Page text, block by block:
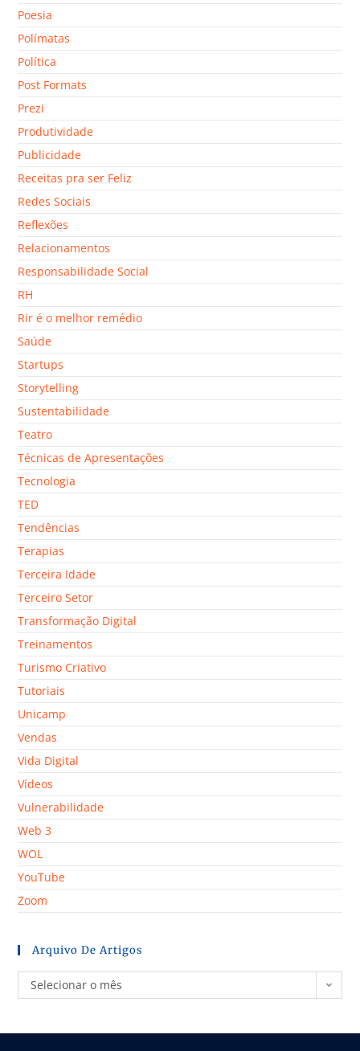
Poesia
Polímatas
Política
Post Formats
Prezi
Produtividade
Publicidade
Receitas pra ser Feliz
Redes Sociais
Reflexões
Relacionamentos
Responsabilidade Social
RH
Rir é o melhor remédio
Saúde
Startups
Storytelling
Sustentabilidade
Teatro
Técnicas de Apresentações
Tecnologia
TED
Tendências
Terapias
Terceira Idade
Terceiro Setor
Transformação Digital
Treinamentos
Turismo Criativo
Tutoriais
Unicamp
Vendas
Vida Digital
Vídeos
Vulnerabilidade
Web 3
WOL
YouTube
Zoom
Arquivo De Artigos
Selecionar o mês